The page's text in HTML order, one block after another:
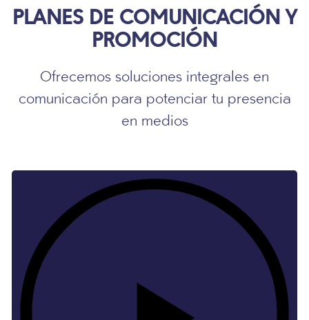
PLANES DE COMUNICACIÓN Y
PROMOCIÓN
Ofrecemos soluciones integrales en
comunicación para potenciar tu presencia
en medios